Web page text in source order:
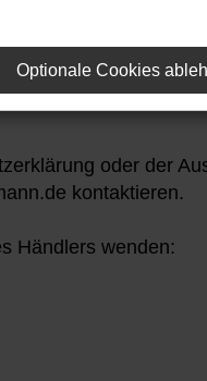
mit unserer
oder der
kontaktieren.
Händlers wenden:
Optionale Cookies